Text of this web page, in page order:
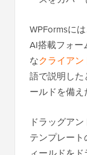
WPFormsに
AI搭載フォー
なクライア
語で説明した
ールドを備え
ドラッグア
テンプレー